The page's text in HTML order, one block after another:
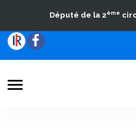
Député de la 2ème